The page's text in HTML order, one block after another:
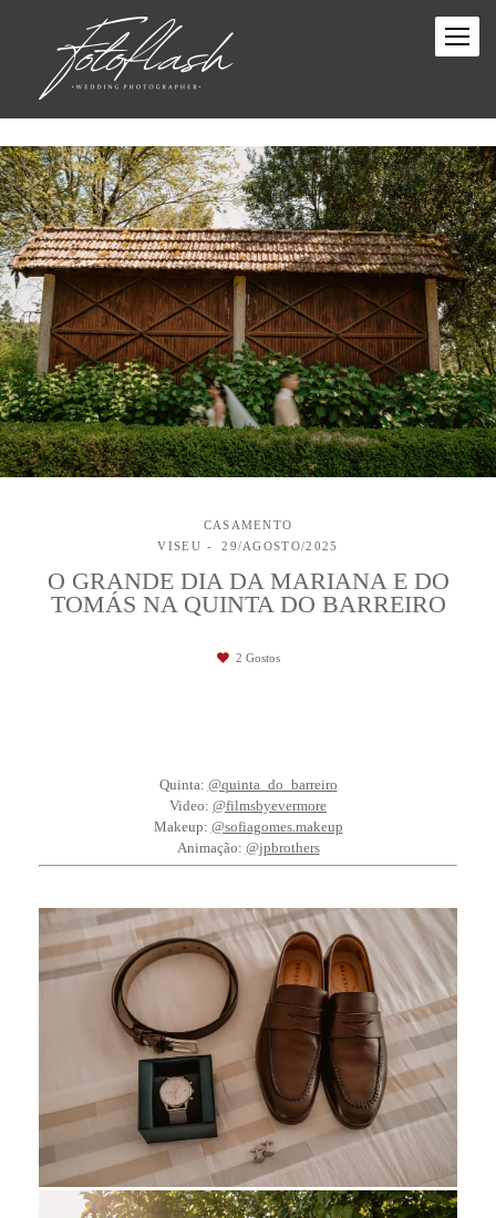
CASAMENTO
VISEU
29/AGOSTO/2025
O GRANDE DIA DA MARIANA E DO
TOMÁS NA QUINTA DO BARREIRO
2 Gostos
Quinta: @quinta_do_barreiro
Video: @filmsbyevermore
Makeup: @sofiagomes.makeup
Animação: @jpbrothers